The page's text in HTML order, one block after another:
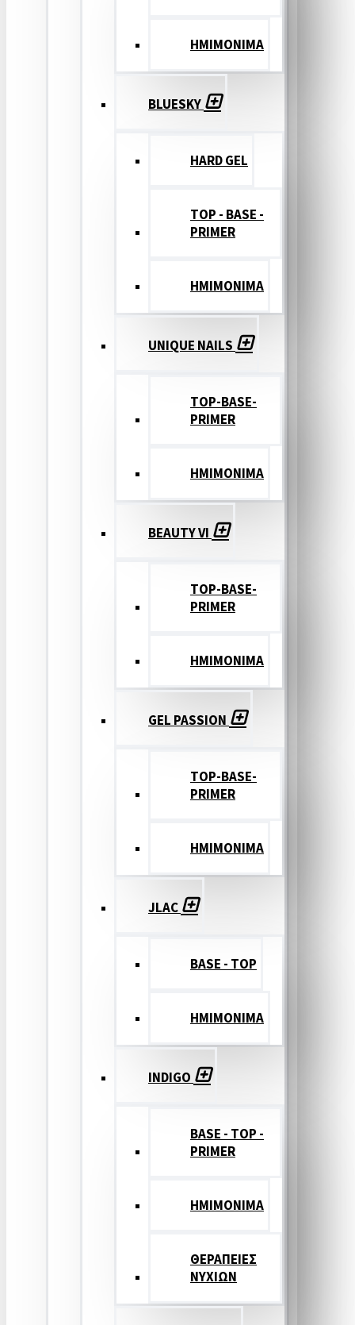
ΗΜΙΜΟΝΙΜΑ
BLUESKY
HARD GEL
TOP - BASE -
PRIMER
ΗΜΙΜΟΝΙΜΑ
UNIQUE NAILS
TOP-BASE-
PRIMER
ΗΜΙΜΟΝΙΜΑ
BEAUTY VI
TOP-BASE-
PRIMER
ΗΜΙΜΟΝΙΜΑ
GEL PASSION
TOP-BASE-
PRIMER
ΗΜΙΜΟΝΙΜΑ
JLAC
BASE - TOP
ΗΜΙΜΟΝΙΜΑ
INDIGO
BASE - TOP -
PRIMER
HMIMONIMA
ΘΕΡΑΠΕΙΕΣ
ΝΥΧΙΩΝ